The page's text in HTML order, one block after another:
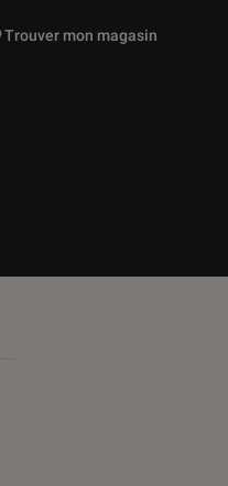
vous être proposées
Trouver mon magasin